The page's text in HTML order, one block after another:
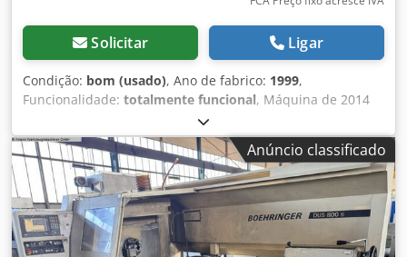
Solicitar Ligar
Condição: bom (usado), Ano de fabrico: 1999,
Funcionalidade: totalmente funcional, Máquina de 2014
repintada em branco (configuração SIEMENS ENERGY)
Dados técnicos: Área de trabalho - Ø máximo rotativo
sobre o leito: 570 mm - Ø máximo rotativo sobre o carro:
365 mm - Comprimento máximo de torneamento: 1500
mm! - Altura do centro sobre guias planas: 280 mm - Peso
máximo da peça: 400 / 1000 kg - Comprimento máximo de
fixação de peça: 1300 mm Fuso de trabalho - Cabeçote do
fuso conforme DIN 55027, tamanho 8, cone interno 70 -
Anúncio classificado